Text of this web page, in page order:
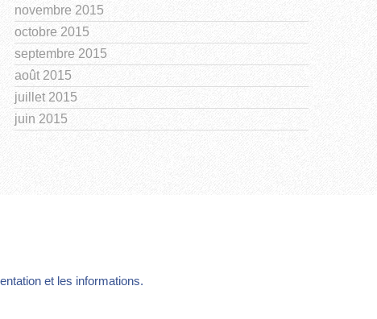
novembre 2015
octobre 2015
septembre 2015
août 2015
juillet 2015
juin 2015
et les informations.